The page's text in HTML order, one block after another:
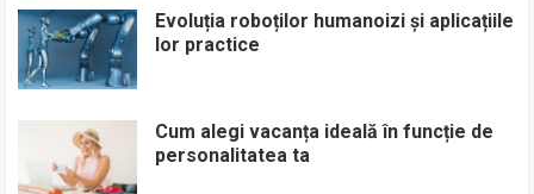
Evoluția roboților humanoizi și aplicațiile
lor practice
Cum alegi vacanța ideală în funcție de
personalitatea ta